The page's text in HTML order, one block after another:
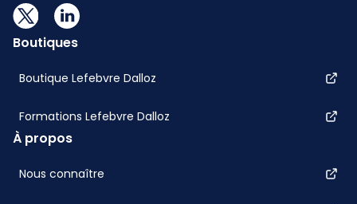
Boutiques
Boutique Lefebvre Dalloz
Formations Lefebvre Dalloz
À propos
Nous connaître